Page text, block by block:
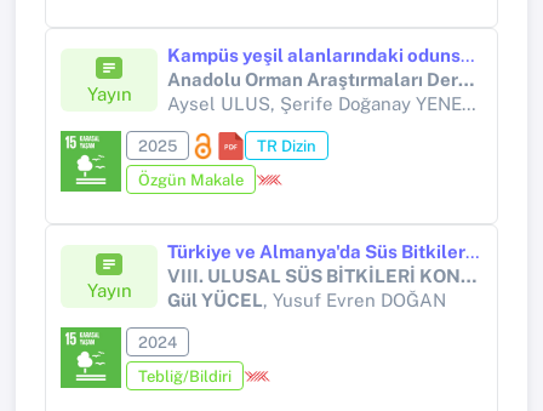
Yayın
Kampüs yeşil alanlarındaki odunsu bitki çeşitliliğinin sürdürülebilir yönetimi: İstanbul Üniversitesi-Cerrahpaşa, Bahçeköy kampüsü örneği
Anadolu Orman Araştırmaları Dergisi
Aysel ULUS, Şerife Doğanay YENER, Eren Dağra SÖKMEN,
2025
TR Dizin
Özgün Makale
Yayın
Türkiye ve Almanya'da Süs Bitkileri Sektöründe Yardımcı Personel İstihdamı Sorunlarının Karşılaştırmalı Analizi
VIII. ULUSAL SÜS BİTKİLERİ KONGRESİ
Gül YÜCEL, Yusuf Evren DOĞAN
2024
Tebliğ/Bildiri